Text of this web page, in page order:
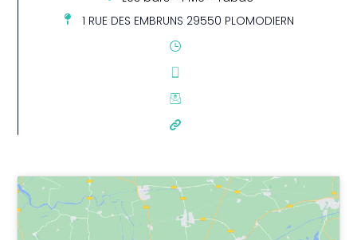
1 RUE DES EMBRUNS 29550 PLOMODIERN